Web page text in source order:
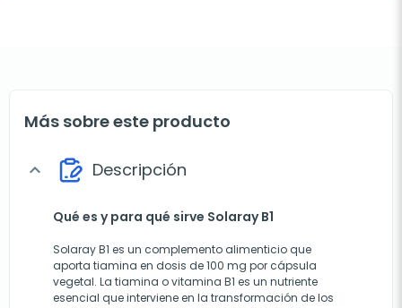
Más sobre este producto
expand_more Descripción
Qué es y para qué sirve Solaray B1
Solaray B1 es un complemento alimenticio que
aporta tiamina en dosis de 100 mg por cápsula
vegetal. La tiamina o vitamina B1 es un nutriente
esencial que interviene en la transformación de los